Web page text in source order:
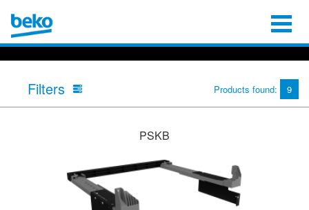
Filters Products found: 9
PSKB